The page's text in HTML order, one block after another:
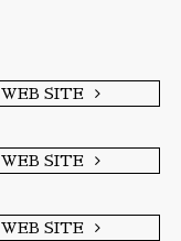
WEB SITE
WEB SITE
WEB SITE